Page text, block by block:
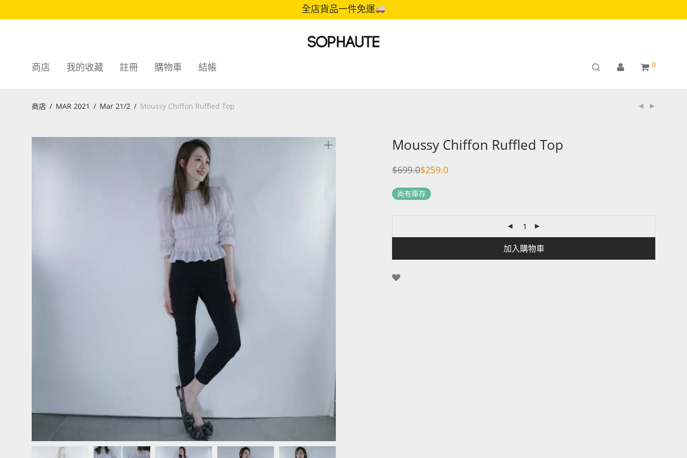
全店貨品一件免運
商店 我的收藏 註冊 購物車 結帳 0
商店 / MAR 2021 / Mar 21/2 / Moussy Chiffon Ruffled Top
Moussy Chiffon Ruffled Top
$699.0
Original
was:
$699.0.
$259.0
Current
is:
$259.0.
尚有庫存
加入購物車